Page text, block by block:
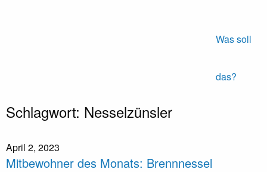
Was soll
das?
Skip
to
Schlagwort: Nesselzünsler
April 2, 2023
Mitbewohner des Monats: Brennnessel